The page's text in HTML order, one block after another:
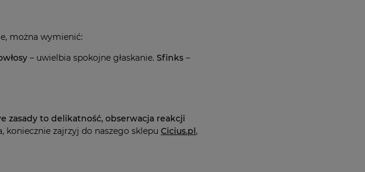
można wymienić:
– uwielbia spokojne głaskanie. Sfinks –
zasady to delikatność, obserwacja reakcji
koniecznie zajrzyj do naszego sklepu Cicius.pl,